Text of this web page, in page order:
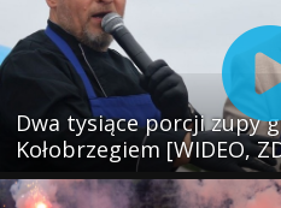
Dwa tysiące porcji zupy
Kołobrzegiem [WIDEO,